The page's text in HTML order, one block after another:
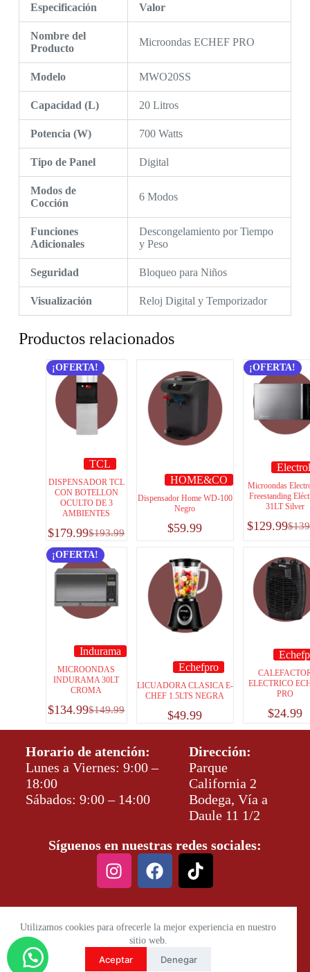
Utilizamos cookies para ofrecerle la mejor experiencia en nuestro
sitio web.
Aceptar Denegar
Especificación Valor
Nombre del
Producto
Microondas ECHEF PRO
Modelo MWO20SS
Capacidad (L) 20 Litros
Potencia (W) 700 Watts
Tipo de Panel Digital
Modos de
Cocción
6 Modos
Funciones
Adicionales
Descongelamiento por Tiempo
y Peso
Seguridad Bloqueo para Niños
Visualización Reloj Digital y Temporizador
Productos relacionados
¡OFERTA!
TCL
DISPENSADOR TCL
CON BOTELLON
OCULTO DE 3
AMBIENTES
$193.99
$179.99
HOME&CO
Dispensador Home WD-100
Negro
$59.99
¡OFERTA!
Microondas
Freestanding
31LT Silver
$
$129.99
¡OFERTA!
Indurama
MICROONDAS
INDURAMA 30LT
CROMA
$149.99
$134.99
Echefpro
LICUADORA CLASICA E-
CHEF 1.5LTS NEGRA
$49.99
ELECTRICO
PRO
$24.99
Horario de atención:
Lunes a Viernes: 9:00 –
18:00
Sábados: 9:00 – 14:00
Dirección:
Parque
California 2
Bodega, Vía a
Daule 11 1/2
Síguenos en nuestras redes sociales: